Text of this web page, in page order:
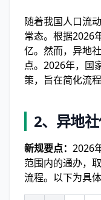
随着我国人口流
常态。根据2026
亿。然而，异地
点。2026年，国
策，旨在简化流
2、异地
新规要点： 2026
范围内的通办，
流程。以下为具体